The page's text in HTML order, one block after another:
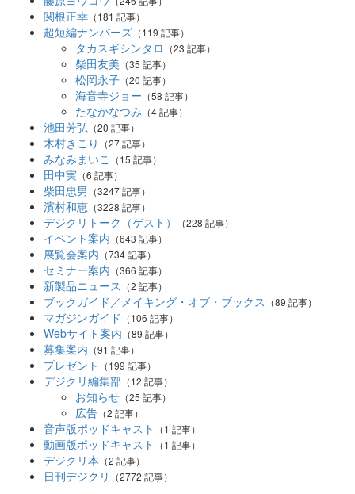
関根正幸 （181 記事）
超短編ナンバーズ （119 記事）
タカスギシンタロ （23 記事）
柴田友美 （35 記事）
松岡永子 （20 記事）
海音寺ジョー （58 記事）
たなかなつみ （4 記事）
池田芳弘 （20 記事）
木村きこり （27 記事）
みなみまいこ （15 記事）
田中実 （6 記事）
柴田忠男 （3247 記事）
濱村和恵 （3228 記事）
デジクリトーク（ゲスト） （228 記事）
イベント案内 （643 記事）
展覧会案内 （734 記事）
セミナー案内 （366 記事）
新製品ニュース （2 記事）
ブックガイド／メイキング・オブ・ブックス （89 記事）
マガジンガイド （106 記事）
Webサイト案内 （89 記事）
募集案内 （91 記事）
プレゼント （199 記事）
デジクリ編集部 （12 記事）
お知らせ （25 記事）
広告 （2 記事）
音声版ポッドキャスト （1 記事）
動画版ポッドキャスト （1 記事）
デジクリ本 （2 記事）
日刊デジクリ （2772 記事）